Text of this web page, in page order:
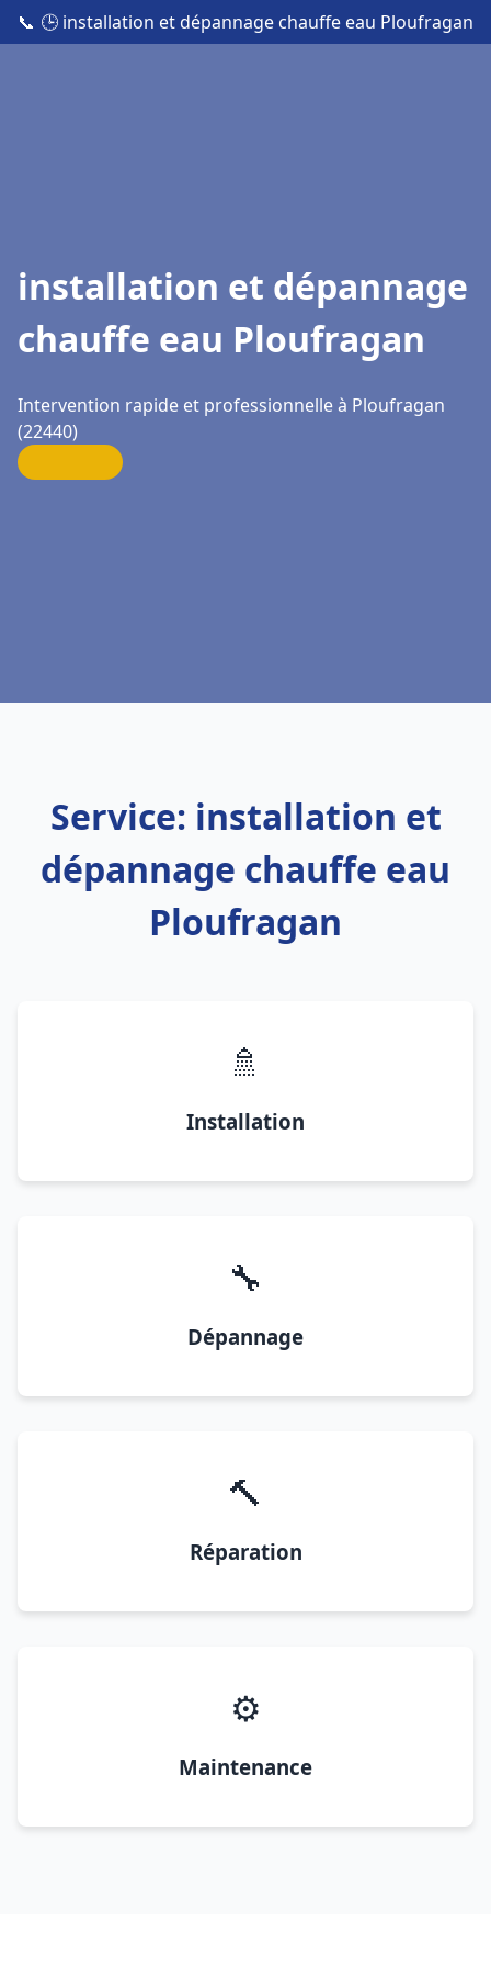
📞 🕒 installation et dépannage chauffe eau Ploufragan
installation et dépannage
chauffe eau Ploufragan
Intervention rapide et professionnelle à Ploufragan
(22440)
Service: installation et
dépannage chauffe eau
Ploufragan
🚿
Installation
🔧
Dépannage
🔨
Réparation
⚙️
Maintenance